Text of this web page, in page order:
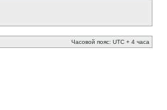
Часовой пояс: UTC + 4 часа